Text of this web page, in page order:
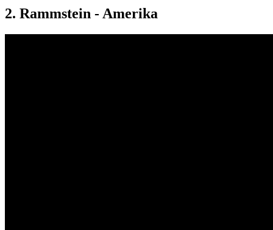
2. Rammstein - Amerika